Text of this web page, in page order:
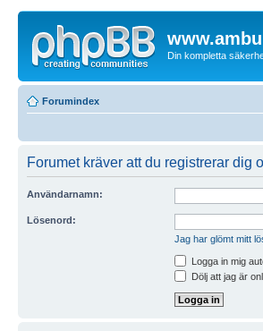
Din kompletta
Forumindex
Forumet kräver att du registrerar dig
Användarnamn:
Lösenord:
Jag har glömt mitt
Logga in mig
Dölj att jag är